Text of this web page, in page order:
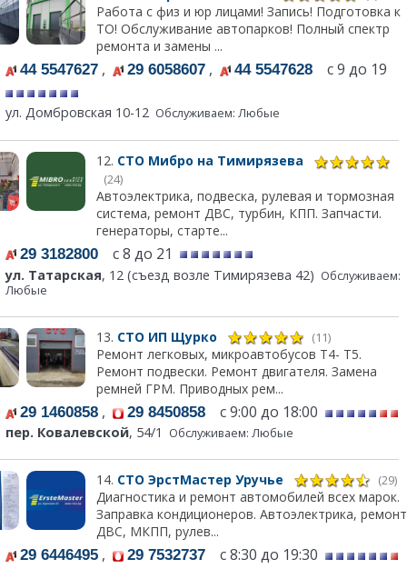
Работа с физ и юр лицами! Запись! Подготовка к
ТО! Обслуживание автопарков! Полный спектр
ремонта и замены ...
44 5547627 , 29 6058607 , 44 5547628 с 9 до 19
ул. Домбровская 10-12 Обслуживаем: Любые
12. СТО Мибро на Тимирязева
(24)
Автоэлектрика, подвеска, рулевая и тормозная
система, ремонт ДВС, турбин, КПП. Запчасти.
генераторы, старте...
29 3182800 с 8 до 21
ул. Татарская, 12 (съезд возле Тимирязева 42) Обслуживаем:
Любые
13. СТО ИП Щурко (11)
Ремонт легковых, микроавтобусов Т4- Т5.
Ремонт подвески. Ремонт двигателя. Замена
ремней ГРМ. Приводных рем...
29 1460858 , 29 8450858 с 9:00 до 18:00
пер. Ковалевской, 54/1 Обслуживаем: Любые
14. СТО ЭрстМастер Уручье (29)
Диагностика и ремонт автомобилей всех марок.
Заправка кондиционеров. Автоэлектрика, ремонт
ДВС, МКПП, рулев...
29 6446495 , 29 7532737 с 8:30 до 19:30